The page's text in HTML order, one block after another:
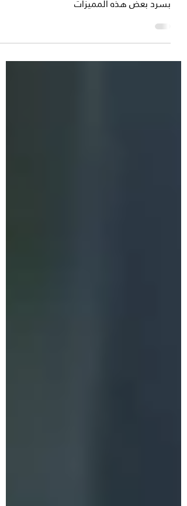
تتعدد مميزات اجهزة الحضور و الانصراف
بالنسبة لاصحاب الاعمال المختلفة لذا سنقوم
بسرد بعض هذه المميزات